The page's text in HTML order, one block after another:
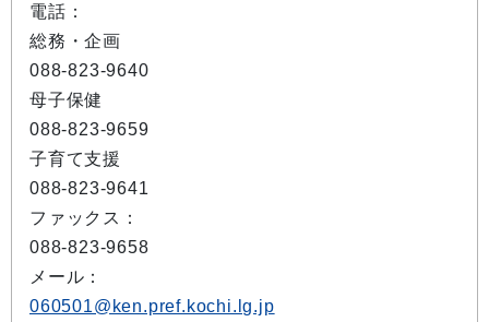
電話：
総務・企画
088-823-9640
母子保健
088-823-9659
子育て支援
088-823-9641
ファックス：
088-823-9658
メール：
060501@ken.pref.kochi.lg.jp